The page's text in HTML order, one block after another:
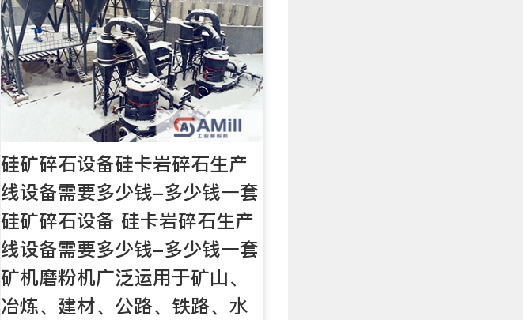
硅矿碎石设备硅卡岩碎石生产
线设备需要多少钱-多少钱一套
硅矿碎石设备 硅卡岩碎石生产
线设备需要多少钱-多少钱一套
矿机磨粉机广泛运用于矿山、
冶炼、建材、公路、铁路、水